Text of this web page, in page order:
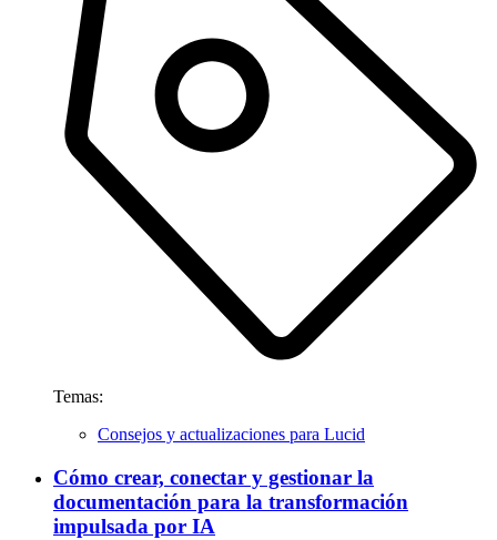
Temas:
Consejos y actualizaciones para Lucid
Cómo crear, conectar y gestionar la
documentación para la transformación
impulsada por IA